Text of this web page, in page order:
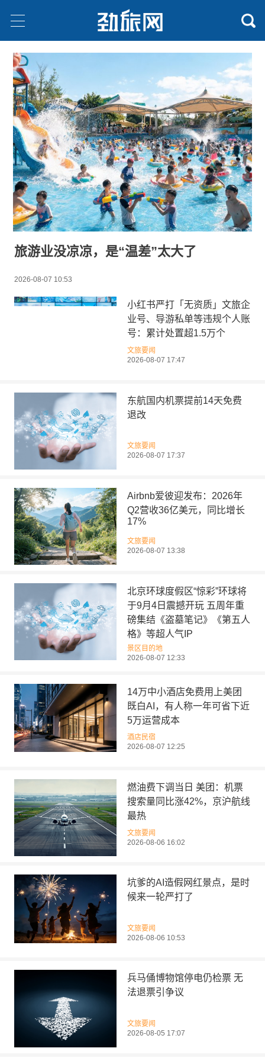
旅游业没凉凉，是“温差”太大了
2026-08-07 10:53
小红书严打「无资质」文旅企
业号、导游私单等违规个人账
号：累计处置超1.5万个
文旅要闻
2026-08-07 17:47
东航国内机票提前14天免费
退改
文旅要闻
2026-08-07 17:37
Airbnb爱彼迎发布：2026年
Q2营收36亿美元，同比增长
17%
文旅要闻
2026-08-07 13:38
北京环球度假区“惊彩”环球将
于9月4日震撼开玩 五周年重
磅集结《盗墓笔记》《第五人
格》等超人气IP
景区目的地
2026-08-07 12:33
14万中小酒店免费用上美团
既白AI，有人称一年可省下近
5万运营成本
酒店民宿
2026-08-07 12:25
燃油费下调当日 美团：机票
搜索量同比涨42%，京沪航线
最热
文旅要闻
2026-08-06 16:02
坑爹的AI造假网红景点，是时
候来一轮严打了
文旅要闻
2026-08-06 10:53
兵马俑博物馆停电仍检票 无
法退票引争议
文旅要闻
2026-08-05 17:07